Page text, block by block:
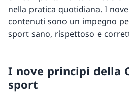
nella pratica quotidiana. I
contenuti sono un impegno
sport sano, rispettoso e
I nove principi della
sport